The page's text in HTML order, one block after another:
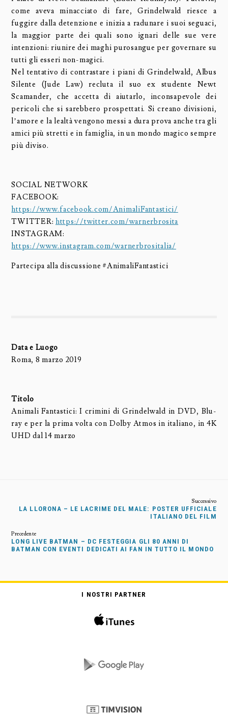
come aveva minacciato di fare, Grindelwald riesce a
fuggire dalla detenzione e inizia a radunare i suoi seguaci,
la maggior parte dei quali sono ignari delle sue vere
intenzioni: riunire dei maghi purosangue per governare su
tutti gli esseri non-magici.
Nel tentativo di contrastare i piani di Grindelwald, Albus
Silente (Jude Law) recluta il suo ex studente Newt
Scamander, che accetta di aiutarlo, inconsapevole dei
pericoli che si sarebbero prospettati. Si creano divisioni,
l’amore e la lealtà vengono messi a dura prova anche tra gli
amici più stretti e in famiglia, in un mondo magico sempre
più diviso.
SOCIAL NETWORK
FACEBOOK:
https://www.facebook.com/AnimaliFantastici/
TWITTER:https://twitter.com/warnerbrosita
INSTAGRAM:
https://www.instagram.com/warnerbrositalia/
Partecipa alla discussione #AnimaliFantastici
Data e Luogo
Roma, 8 marzo 2019
Titolo
Animali Fantastici: I crimini di Grindelwald in DVD, Blu-
ray e per la prima volta con Dolby Atmos in italiano, in 4K
UHD dal 14 marzo
LA LLORONA – LE LACRIME DEL MALE: POSTER UFFICIALE
ITALIANO DEL FILM
LONG LIVE BATMAN – DC FESTEGGIA GLI 80 ANNI DI
BATMAN CON EVENTI DEDICATI AI FAN IN TUTTO IL MONDO
I NOSTRI PARTNER